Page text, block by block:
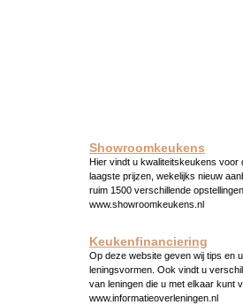
Showroomkeukens
Hier vindt u kwaliteitskeukens voor
laagste prijzen, wekelijks nieuw
ruim 1500 verschillende
www.showroomkeukens.nl
Keukenfinanciering
Op deze website geven wij tips en
leningsvormen. Ook vindt u
van leningen die u met elkaar kunt
www.informatieoverleningen.nl